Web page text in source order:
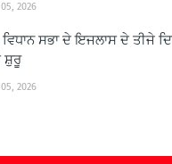
2026
ਸਭਾ ਦੇ ਇਜਲਾਸ ਦੇ ਤੀਜੇ
ਸ਼ੁਰੂ
2026